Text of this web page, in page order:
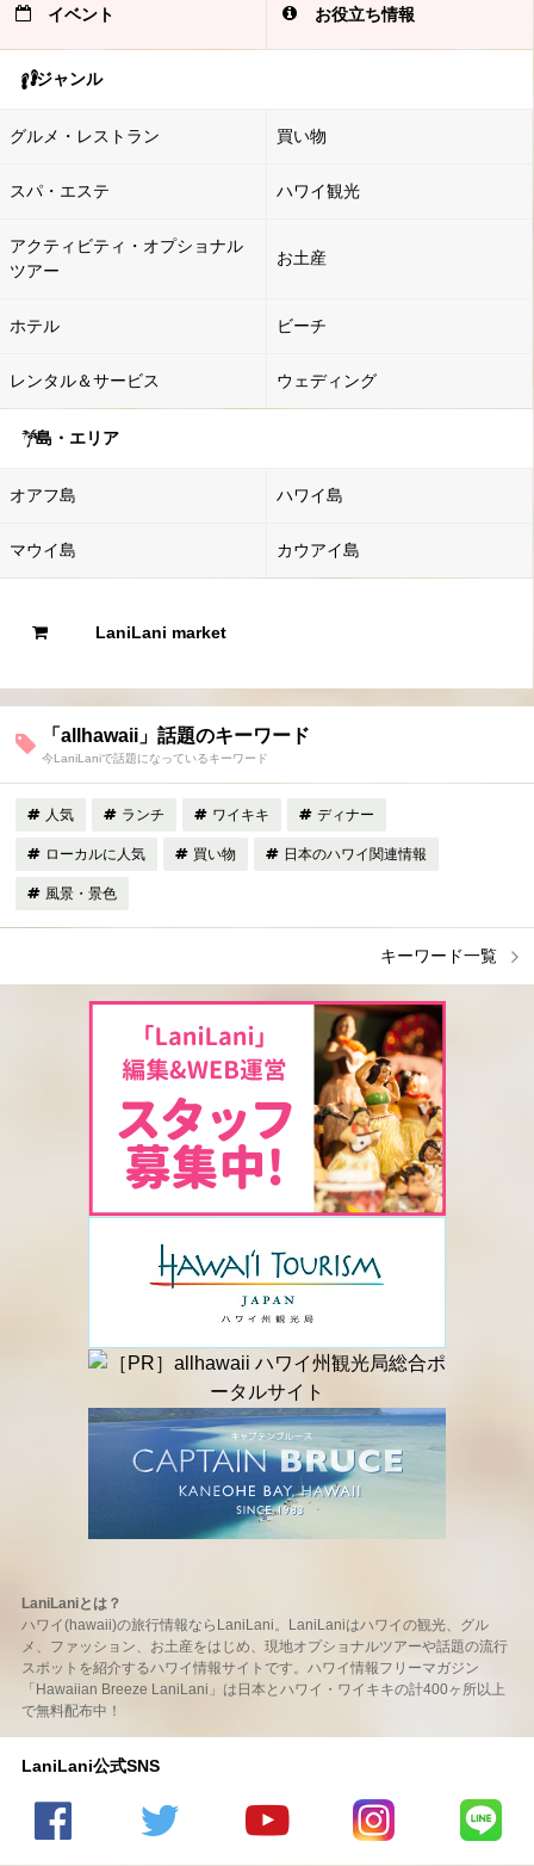
イベント お役立ち情報
ジャンル
グルメ・レストラン 買い物
スパ・エステ ハワイ観光
アクティビティ・オプショナル
ツアー
お土産
ホテル ビーチ
レンタル＆サービス ウェディング
島・エリア
オアフ島 ハワイ島
マウイ島 カウアイ島
LaniLani market
「allhawaii」話題のキーワード
今LaniLaniで話題になっているキーワード
人気 ランチ ワイキキ ディナー
ローカルに人気 買い物 日本のハワイ関連情報
風景・景色
キーワード一覧
LaniLaniとは？
ハワイ(hawaii)の旅行情報ならLaniLani。LaniLaniはハワイの観光、グル
メ、ファッション、お土産をはじめ、現地オプショナルツアーや話題の流行
スポットを紹介するハワイ情報サイトです。ハワイ情報フリーマガジン
「Hawaiian Breeze LaniLani」は日本とハワイ・ワイキキの計400ヶ所以上
で無料配布中！
LaniLani公式SNS
LaniLani LaniLani